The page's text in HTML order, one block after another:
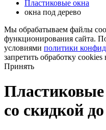
Пластиковые окна
окна под дерево
Мы обрабатываем файлы
функционирования сайта.
условиями политики
запретить обработку cookies
Принять
Пластиковые
со скидкой